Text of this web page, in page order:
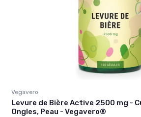
Vegavero
Levure de Bière Active 2500 mg -
Ongles, Peau - Vegavero®